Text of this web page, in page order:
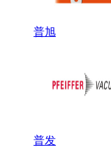
普旭
普发